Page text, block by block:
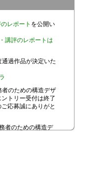
レポート を公開い
講評のレポートは
過作品が決定いた
のための構造デザ
トリー受付は終了
応募誠にありがと
者のための構造デ